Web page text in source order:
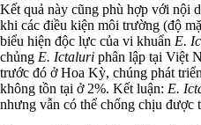
Kết quả này cũng phù hợp với nội
khi các điều kiện môi trường (độ
biểu hiện độc lực của vi khuẩn E.
chủng E. Ictaluri phân lập tại Việt
trước đó ở Hoa Kỳ, chúng phát
không tồn tại ở 2%. Kết luận: E.
nhưng vẫn có thể chống chịu được